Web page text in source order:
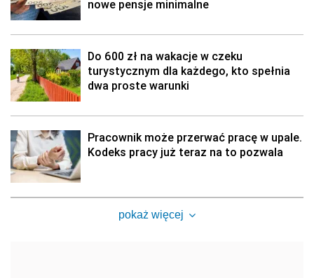
nowe pensje minimalne
Do 600 zł na wakacje w czeku
turystycznym dla każdego, kto spełnia
dwa proste warunki
Pracownik może przerwać pracę w upale.
Kodeks pracy już teraz na to pozwala
pokaż więcej